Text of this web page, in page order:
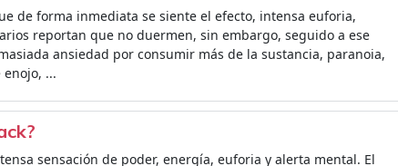
de forma inmediata se siente el efecto, intensa euforia,
reportan que no duermen, sin embargo, seguido a ese
ansiedad por consumir más de la sustancia, paranoia,
...
sensación de poder, energía, euforia y alerta mental. El